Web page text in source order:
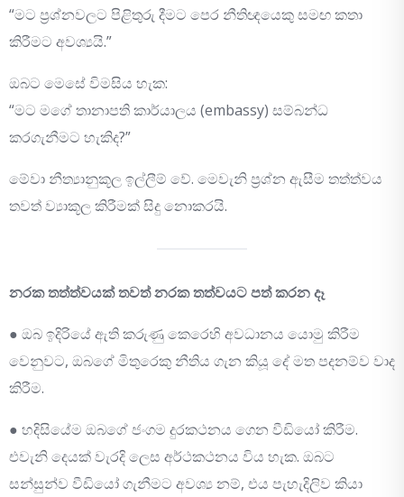
“මට ප්‍රශ්නවලට පිළිතුරු දීමට පෙර නීතිඥයෙකු සමඟ කතා
කිරීමට අවශ්‍යයි.”
ඔබට මෙසේ විමසිය හැක:
“මට මගේ තානාපති කාර්යාලය (embassy) සම්බන්ධ
කරගැනීමට හැකිද?”
මේවා නීත්‍යානුකූල ඉල්ලීම් වේ. මෙවැනි ප්‍රශ්න ඇසීම තත්ත්වය
තවත් ව්‍යාකූල කිරීමක් සිදු නොකරයි.
නරක තත්ත්වයක් තවත් නරක තත්වයට පත් කරන දෑ
● ඔබ ඉදිරියේ ඇති කරුණු කෙරෙහි අවධානය යොමු කිරීම
වෙනුවට, ඔබගේ මිතුරෙකු නීතිය ගැන කියූ දේ මත පදනම්ව වාද
කිරීම.
● හදිසියේම ඔබගේ ජංගම දුරකථනය ගෙන වීඩියෝ කිරීම.
එවැනි දෙයක් වැරදි ලෙස අර්ථකථනය විය හැක. ඔබට
සන්සුන්ව වීඩියෝ ගැනීමට අවශ්‍ය නම්, එය පැහැදිලිව කියා